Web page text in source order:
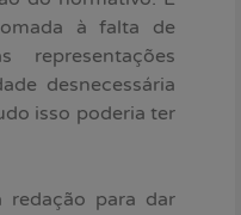
à falta de
representações
desnecessária
isso poderia ter
redação para dar